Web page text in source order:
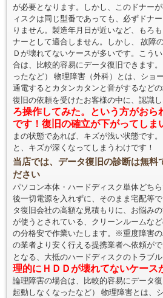
が必要となります。しかし、このドナー
ィスクは同じ型番であっても、必ずドナ
りません。製造年月日が近いなど、もろ
ナーとして適合しません。しかし、 故障
Ｄが壊れてないケースが多いです。こう
合は、比較的容易にデータ復旧できます
ったなど） 物理障害（外科）とは、ショ
通電するとカタンカタンと音がするなど
復旧の依頼を受けたお客様の中に、認識し
ろ操作してみた。という方がおら
です！復旧の確立が下がってしま
まの状態であれば、キズが浅い状態です
と、キズが深くなってしまうわけです！
当店では、データ復旧の診断は無料
ださい
パソコン本体・ハードディスク単体どち
後一切電源を入れずに、そのまま宅配等
タ復旧会社の高額な見積もりに、お悩み
が使うとされている、クリーンルームな
の分格安で作業いたします。※重度障害
の業者より安く行える提携業者へ依頼が
となる、大抵のハードディスクのトラブ
理的にＨＤＤが壊れてないケース
論理障害の場合は、比較的容易にデータ
起動しなくなったなど） 物理障害とは、